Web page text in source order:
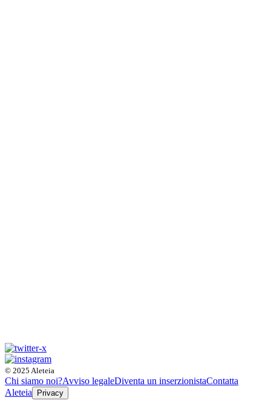
© 2025 Aleteia
Chi siamo noi?Avviso legaleDiventa un inserzionistaContatta
Aleteia
Privacy